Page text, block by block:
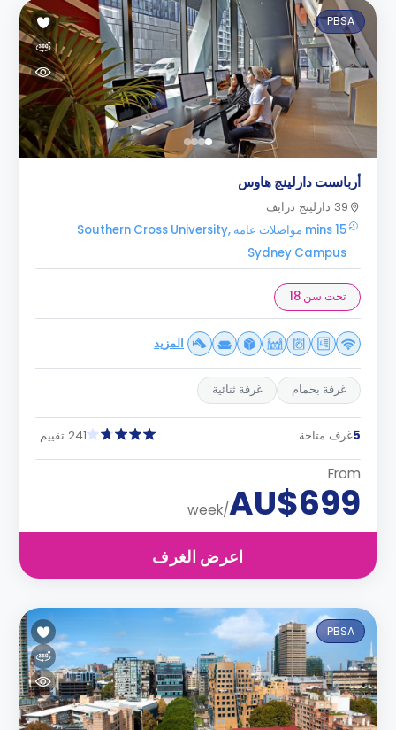
PBSA
أربانست دارلينج هاوس
39 دارلينج درايف
15 mins مواصلات عامه Southern Cross University,
Sydney Campus
تحت سن 18
المزيد
غرفة بحمام غرفة ثنائية
5غرف متاحة 241 تقييم
From
AU$699
/week
اعرض الغرف
PBSA